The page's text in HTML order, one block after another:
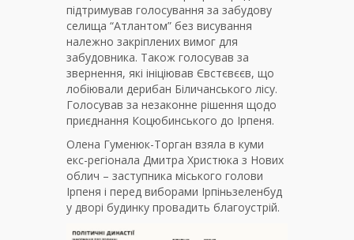
підтримував голосування за забудову
селища “Атлантом” без висування
належно закріплених вимог для
забудовника. Також голосував за
звернення, які ініціював Євстєвєєв, що
лобіювали дерибан Біличанського лісу.
Голосував за незаконне рішення щодо
приєднання Коцюбинського до Ірпеня.
Олена Гуменюк-Торган взяла в куми
екс-регіонала Дмитра Христюка з Нових
облич – заступника міського голови
Ірпеня і перед виборами Ірпіньзеленбуд
у дворі будинку провадить благоустрій.